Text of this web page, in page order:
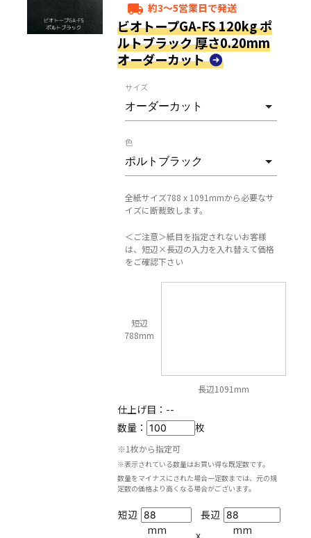
local_shipping 約3～5営業日で発送
ビオトープGA-FS 120kg ポ
ルトブラック 厚さ0.20mm
オーダーカット
サイズ
色
全紙サイズ788 x 1091mmから必要なサ
イズに断裁致します。
＜ご注意＞紙目を指定されないお客様
は、短辺×長辺の入力を入れ替えて価格
をご確認下さい
短辺
788mm
長辺1091mm
仕上げ目： --
数量：
枚
※1枚から指定可
※表示されている数量はお買い得な既定数です。
数量をマイナスにされた場合一定数までは、元の規
定数の価格より高くなる場合がございます。
短辺
mm
x
長辺
mm